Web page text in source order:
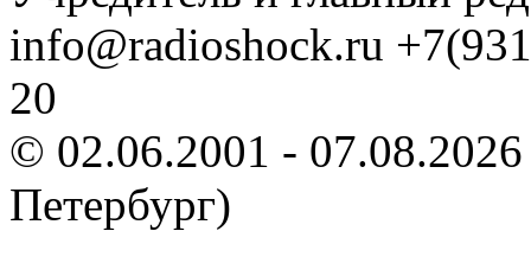
info@radioshock.ru
20
© 02.06.2001 -
Петербург)